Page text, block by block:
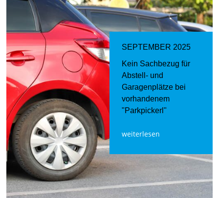
SEPTEMBER 2025
Kein Sachbezug für
Abstell- und
Garagenplätze bei
vorhandenem
"Parkpickerl"
weiterlesen